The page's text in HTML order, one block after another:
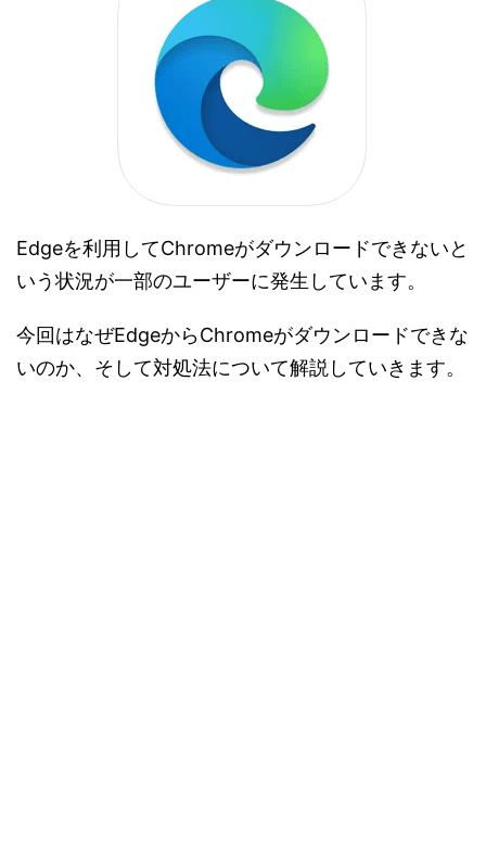
Edgeを利用してChromeがダウンロードできないと
いう状況が一部のユーザーに発生しています。
今回はなぜEdgeからChromeがダウンロードできな
いのか、そして対処法について解説していきます。